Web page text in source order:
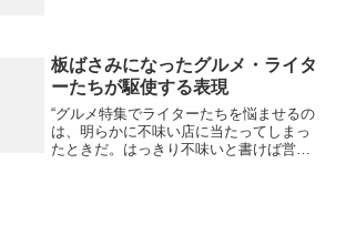
た。組織的隠蔽への関与につ...
板ばさみになったグルメ・ライタ
ーたちが駆使する表現
“グルメ特集でライターたちを悩ませるの
は、明らかに不味い店に当たってしまっ
たときだ。はっきり不味いと書けば営業